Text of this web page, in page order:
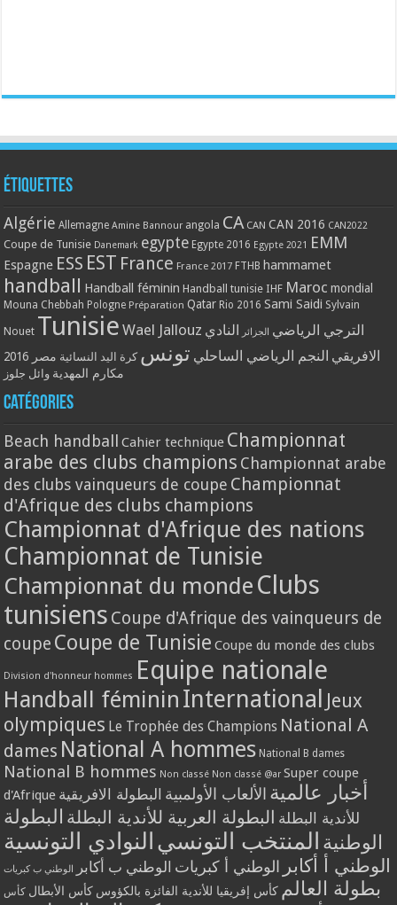
Étiquettes
Algérie Allemagne Amine Bannour angola CA CAN CAN 2016 CAN2022
Coupe de Tunisie Danemark egypte Egypte 2016 Egypte 2021 EMM
Espagne ESS EST France France 2017 FTHB hammamet
handball Handball féminin Handball tunisie IHF Maroc mondial
Mouna Chebbah Pologne Préparation Qatar Rio 2016 Sami Saidi Sylvain
Nouet Tunisie Wael Jallouz الترجي الرياضي الجزائر النادي
الافريقي النجم الرياضي الساحلي تونس كرة اليد النسائية مصر 2016
مكارم المهدية وائل جلوز
Catégories
Beach handball Cahier technique Championnat
arabe des clubs champions Championnat arabe
des clubs vainqueurs de coupe Championnat
d'Afrique des clubs champions
Championnat d'Afrique des nations
Championnat de Tunisie
Championnat du monde Clubs
tunisiens Coupe d'Afrique des vainqueurs de
coupe Coupe de Tunisie Coupe du monde des clubs
Division d'honneur hommes Equipe nationale
Handball féminin International Jeux
olympiques Le Trophée des Champions National A
dames National A hommes National B dames
National B hommes Non classé Non classé @ar Super coupe
d'Afrique
أخبار عالمية الألعاب الأولمبية البطولة الافريقية
للأندية البطلة البطولة العربية للأندية البطلة البطولة
الوطنية المنتخب التونسي النوادي التونسية
الوطني أ أكابر الوطني أ كبريات الوطني ب أكابر الوطني ب كبريات
بطولة العالم كأس إفريقيا للأندية الفائزة بالكؤوس كأس الأبطال كأس